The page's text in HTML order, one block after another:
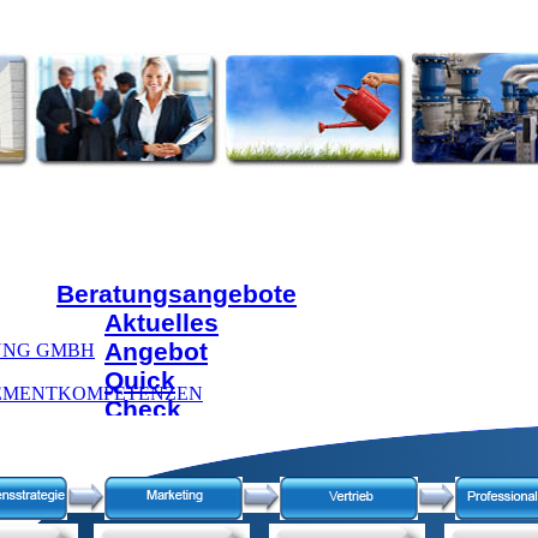
GMBH
Beratungsangebote
Aktuelles
Angebot
Quick
Check
Direkteinstieg
Beratungsbereiche
Unternehmensstrategie